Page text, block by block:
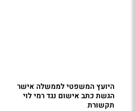
היועץ המשפטי לממשלה אישר
הגשת כתב אישום נגד רמי לוי
תקשורת